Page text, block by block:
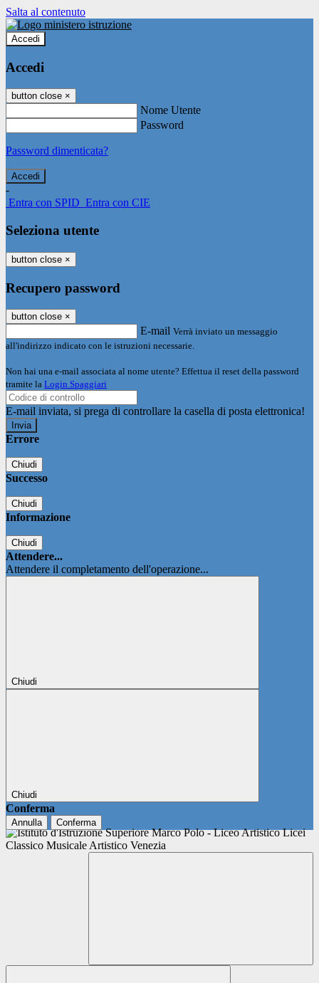
Salta al contenuto
Accedi
Accedi
button close ×
Nome Utente
Password
Password dimenticata?
-
Entra con SPID Entra con CIE
Seleziona utente
button close ×
Recupero password
button close ×
E-mail Verrà inviato un messaggio
all'indirizzo indicato con le istruzioni necessarie.
Non hai una e-mail associata al nome utente? Effettua il reset della password
tramite la Login Spaggiari
E-mail inviata, si prega di controllare la casella di posta elettronica!
Errore
Chiudi
Successo
Chiudi
Informazione
Chiudi
Attendere...
Attendere il completamento dell'operazione...
Chiudi
Chiudi
Conferma
Annulla Conferma